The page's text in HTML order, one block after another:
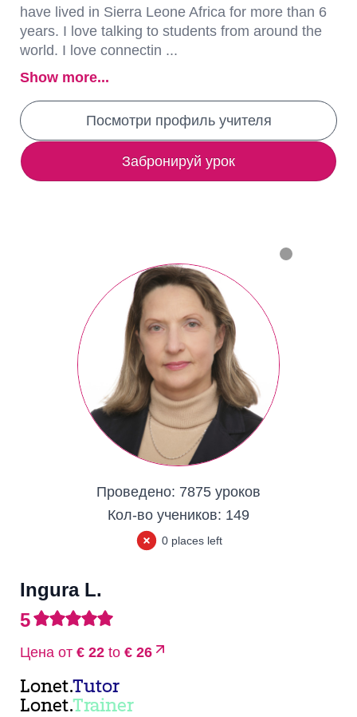
have lived in Sierra Leone Africa for more than 6
years. I love talking to students from around the
world. I love connectin ...
Show more...
Посмотри профиль учителя
Забронируй урок
Проведено: 7875 уроков
Кол-во учеников: 149
0 places left
Ingura L.
5
Цена от € 22 to € 26
Lonet.Tutor
Lonet.Trainer